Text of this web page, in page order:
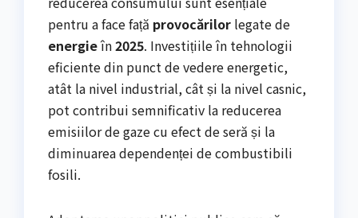
pentru a face față provocărilor legate de
energieîn2025. Investițiile în tehnologii
eficiente din punct de vedere energetic,
atât la nivel industrial, cât și la nivel casnic,
pot contribui semnificativ la reducerea
emisiilor de gaze cu efect de seră și la
diminuarea dependenței de combustibili
fosili.